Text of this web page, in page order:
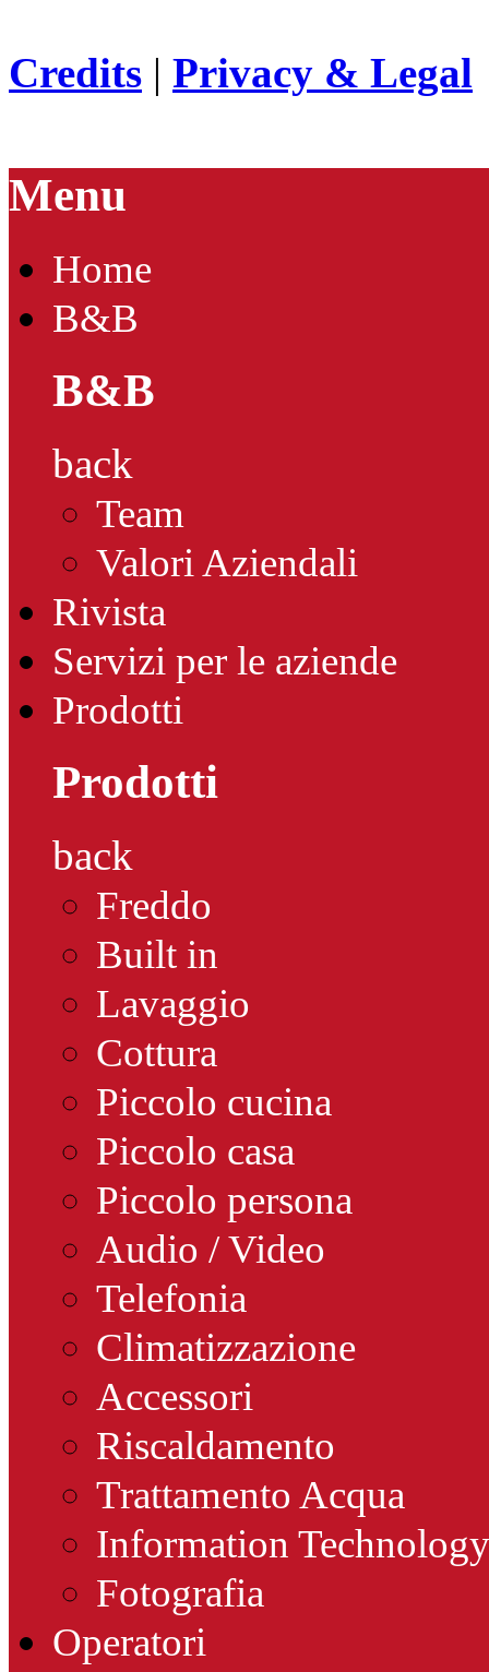
Credits | Privacy & Legal
Menu
Home
B&B
B&B
back
Team
Valori Aziendali
Rivista
Servizi per le aziende
Prodotti
Prodotti
back
Freddo
Built in
Lavaggio
Cottura
Piccolo cucina
Piccolo casa
Piccolo persona
Audio / Video
Telefonia
Climatizzazione
Accessori
Riscaldamento
Trattamento Acqua
Information Technology
Fotografia
Operatori